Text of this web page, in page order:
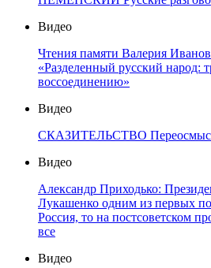
Видео
Чтения памяти Валерия
«Разделенный русский народ:
воссоединению»
Видео
СКАЗИТЕЛЬСТВО
Видео
Александр Приходько:
Лукашенко одним из первых
Россия, то на постсоветском
все
Видео